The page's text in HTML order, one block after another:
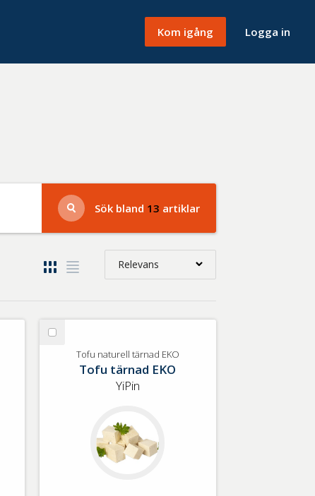
Kom igång Logga in
Sök bland 13 artiklar
Relevans
Nyaste
Benämning A-Ö
Varumärken A-Ö
GTIN
Välj
naturell
Tofu naturell tärnad EKO
Tofu tärnad EKO
YiPin